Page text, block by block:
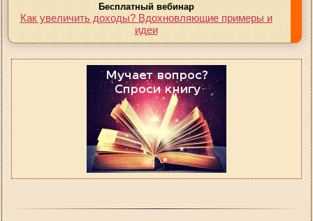
Бесплатный вебинар
Как увеличить доходы? Вдохновляющие примеры и
идеи